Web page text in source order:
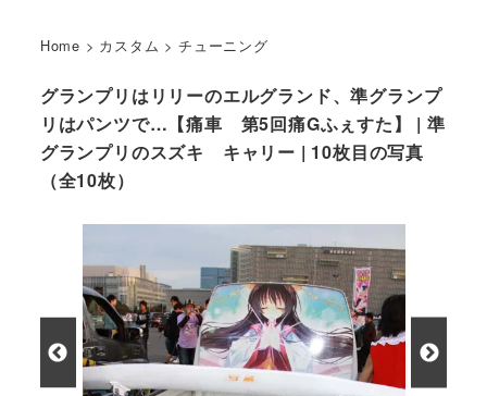
Home > カスタム >チューニング
グランプリはリリーのエルグランド、準グランプ
リはパンツで…【痛車 第5回痛Gふぇすた】 | 準
グランプリのスズキ キャリー | 10枚目の写真
（全10枚）